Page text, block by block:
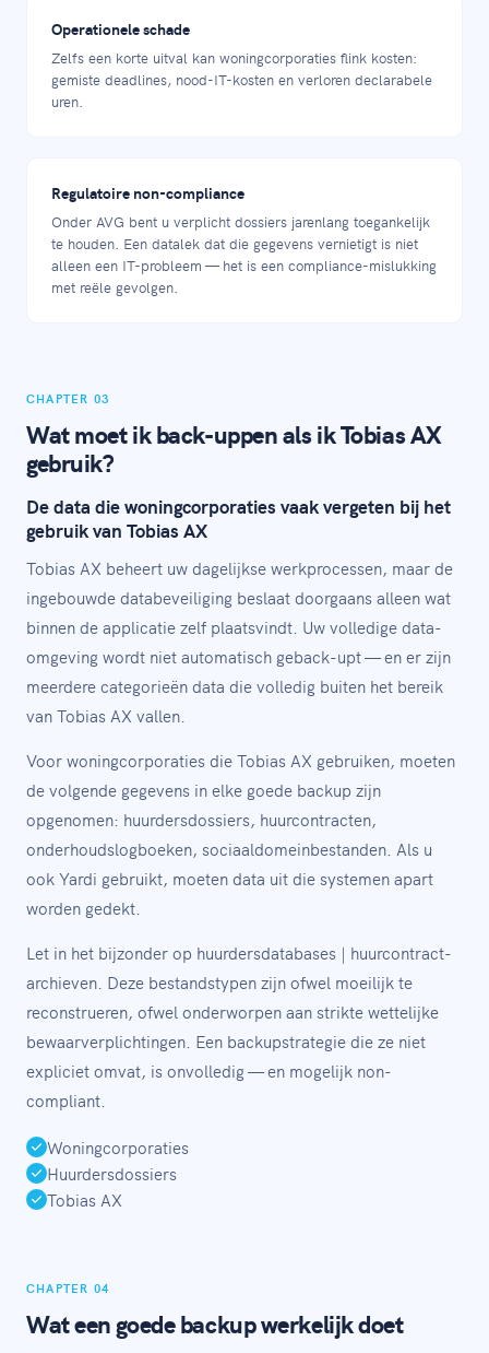
Operationele schade
Zelfs een korte uitval kan woningcorporaties flink kosten:
gemiste deadlines, nood-IT-kosten en verloren declarabele
uren.
Regulatoire non-compliance
Onder AVG bent u verplicht dossiers jarenlang toegankelijk
te houden. Een datalek dat die gegevens vernietigt is niet
alleen een IT-probleem — het is een compliance-mislukking
met reële gevolgen.
CHAPTER 03
Wat moet ik back-uppen als ik Tobias AX
gebruik?
De data die woningcorporaties vaak vergeten bij het
gebruik van Tobias AX
Tobias AX beheert uw dagelijkse werkprocessen, maar de
ingebouwde databeveiliging beslaat doorgaans alleen wat
binnen de applicatie zelf plaatsvindt. Uw volledige data-
omgeving wordt niet automatisch geback-upt — en er zijn
meerdere categorieën data die volledig buiten het bereik
van Tobias AX vallen.
Voor woningcorporaties die Tobias AX gebruiken, moeten
de volgende gegevens in elke goede backup zijn
opgenomen: huurdersdossiers, huurcontracten,
onderhoudslogboeken, sociaaldomeinbestanden. Als u
ook Yardi gebruikt, moeten data uit die systemen apart
worden gedekt.
Let in het bijzonder op huurdersdatabases | huurcontract-
archieven. Deze bestandstypen zijn ofwel moeilijk te
reconstrueren, ofwel onderworpen aan strikte wettelijke
bewaarverplichtingen. Een backupstrategie die ze niet
expliciet omvat, is onvolledig — en mogelijk non-
compliant.
Woningcorporaties
Huurdersdossiers
Tobias AX
CHAPTER 04
Wat een goede backup werkelijk doet